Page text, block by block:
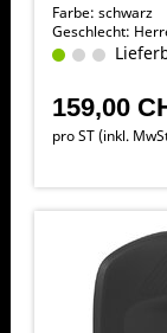
Farbe: schwarz
Geschlecht:
159,00
pro ST (inkl.